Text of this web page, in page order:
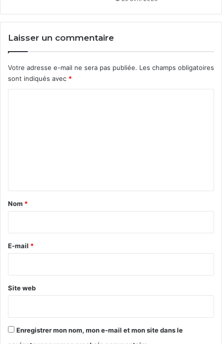
Laisser un commentaire
Votre adresse e-mail ne sera pas publiée. Les champs obligatoires
sont indiqués avec *
a
e
Nom *
E-mail *
Site web
Enregistrer mon nom, mon e-mail et mon site dans le